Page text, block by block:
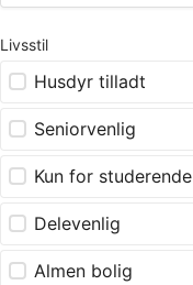
Livsstil
Husdyr tilladt
Seniorvenlig
Kun for studerende
Delevenlig
Almen bolig